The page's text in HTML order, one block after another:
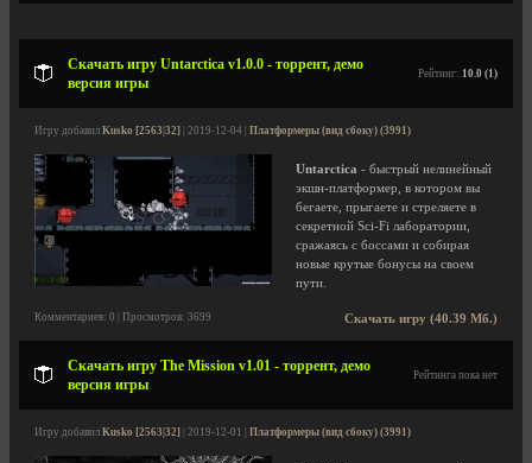
Скачать игру Untarctica v1.0.0 - торрент, демо
версия игры
Рейтинг: 10.0 (1)
Игру добавил Kusko [2563|32] | 2019-12-04 | Платформеры (вид сбоку) (3991)
Untarctica - быстрый нелинейный
экшн-платформер, в котором вы
бегаете, прыгаете и стреляете в
секретной Sci-Fi лаборатории,
сражаясь с боссами и собирая
новые крутые бонусы на своем
пути.
Скачать игру (40.39 Мб.)
Комментариев: 0 | Просмотров: 3699
Скачать игру The Mission v1.01 - торрент, демо
версия игры
Рейтинга пока нет
Игру добавил Kusko [2563|32] | 2019-12-01 | Платформеры (вид сбоку) (3991)